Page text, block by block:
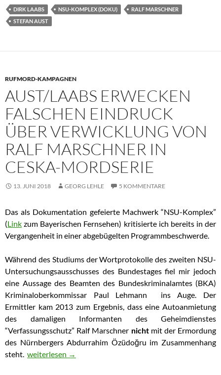
DIRK LAABS NSU-KOMPLEX (DOKU)
RALF MARSCHNER
STEFAN AUST
RUFMORD-KAMPAGNEN
AUST/LAABS ERWECKEN
FALSCHEN EINDRUCK
ÜBER VERWICKLUNG VON
RALF MARSCHNER IN
CESKA-MORDSERIE
13. JUNI 2018 GEORG LEHLE 5 KOMMENTARE
Das als Dokumentation gefeierte Machwerk “NSU-Komplex”
(Link zum Bayerischen Fernsehen) kritisierte ich bereits in der
Vergangenheit in einer abgebügelten Programmbeschwerde.
Während des Studiums der Wortprotokolle des zweiten NSU-
Untersuchungsausschusses des Bundestages fiel mir jedoch
eine Aussage des Beamten des Bundeskriminalamtes (BKA)
Kriminaloberkommissar Paul Lehmann ins Auge. Der
Ermittler kam 2013 zum Ergebnis, dass eine Autoanmietung
des damaligen Informanten des Geheimdienstes
“Verfassungsschutz” Ralf Marschner nichtmit der Ermordung
des Nürnbergers Abdurrahim Özüdoğru im Zusammenhang
steht. Aust/Laabs erwecken falschen Eindruck über
weiterlesen →